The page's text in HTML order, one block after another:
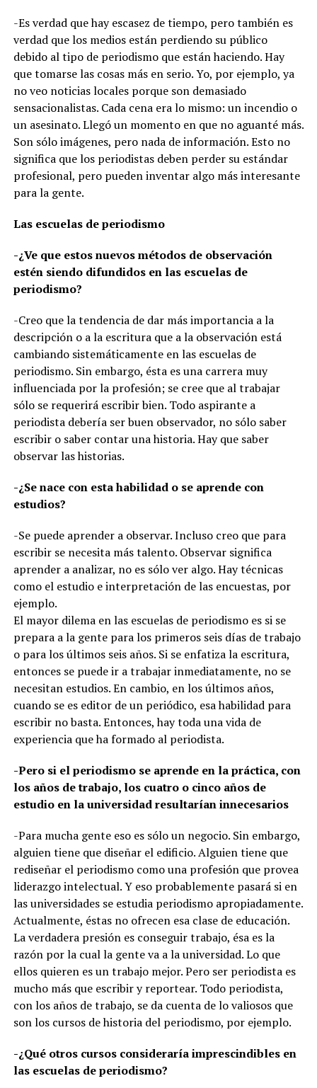
-Es verdad que hay escasez de tiempo, pero también es
verdad que los medios están perdiendo su público
debido al tipo de periodismo que están haciendo. Hay
que tomarse las cosas más en serio. Yo, por ejemplo, ya
no veo noticias locales porque son demasiado
sensacionalistas. Cada cena era lo mismo: un incendio o
un asesinato. Llegó un momento en que no aguanté más.
Son sólo imágenes, pero nada de información. Esto no
significa que los periodistas deben perder su estándar
profesional, pero pueden inventar algo más interesante
para la gente.
Las escuelas de periodismo
-¿Ve que estos nuevos métodos de observación
estén siendo difundidos en las escuelas de
periodismo?
-Creo que la tendencia de dar más importancia a la
descripción o a la escritura que a la observación está
cambiando sistemáticamente en las escuelas de
periodismo. Sin embargo, ésta es una carrera muy
influenciada por la profesión; se cree que al trabajar
sólo se requerirá escribir bien. Todo aspirante a
periodista debería ser buen observador, no sólo saber
escribir o saber contar una historia. Hay que saber
observar las historias.
-¿Se nace con esta habilidad o se aprende con
estudios?
-Se puede aprender a observar. Incluso creo que para
escribir se necesita más talento. Observar significa
aprender a analizar, no es sólo ver algo. Hay técnicas
como el estudio e interpretación de las encuestas, por
ejemplo.
El mayor dilema en las escuelas de periodismo es si se
prepara a la gente para los primeros seis días de trabajo
o para los últimos seis años. Si se enfatiza la escritura,
entonces se puede ir a trabajar inmediatamente, no se
necesitan estudios. En cambio, en los últimos años,
cuando se es editor de un periódico, esa habilidad para
escribir no basta. Entonces, hay toda una vida de
experiencia que ha formado al periodista.
-Pero si el periodismo se aprende en la práctica, con
los años de trabajo, los cuatro o cinco años de
estudio en la universidad resultarían innecesarios
-Para mucha gente eso es sólo un negocio. Sin embargo,
alguien tiene que diseñar el edificio. Alguien tiene que
rediseñar el periodismo como una profesión que provea
liderazgo intelectual. Y eso probablemente pasará si en
las universidades se estudia periodismo apropiadamente.
Actualmente, éstas no ofrecen esa clase de educación.
La verdadera presión es conseguir trabajo, ésa es la
razón por la cual la gente va a la universidad. Lo que
ellos quieren es un trabajo mejor. Pero ser periodista es
mucho más que escribir y reportear. Todo periodista,
con los años de trabajo, se da cuenta de lo valiosos que
son los cursos de historia del periodismo, por ejemplo.
-¿Qué otros cursos consideraría imprescindibles en
las escuelas de periodismo?